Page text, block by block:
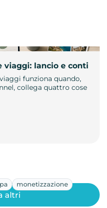
viaggi: lancio e conti
funziona quando,
collega quattro cose
monetizzazione
altri